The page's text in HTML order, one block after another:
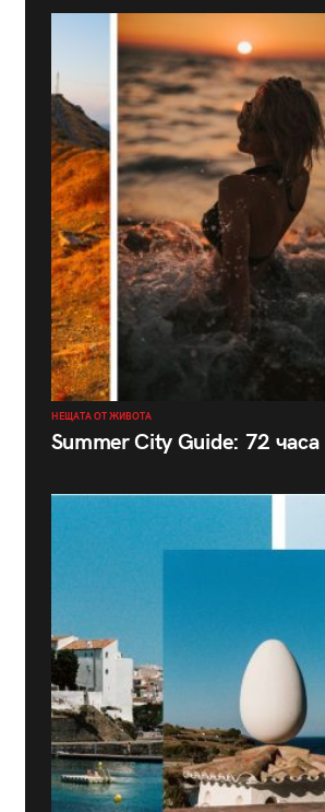
НЕЩАТА ОТ ЖИВОТА
Summer City Guide: 72